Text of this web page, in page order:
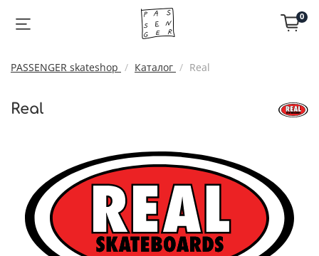
0
PASSENGER skateshop Каталог Real
Real